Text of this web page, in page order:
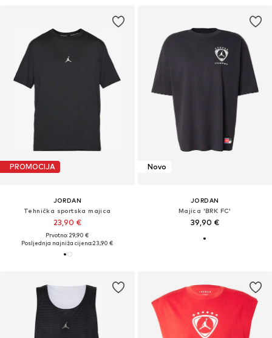
PROMOCIJA
JORDAN
Tehnička sportska majica
23,90 €
Prvotno: 29,90 €
Posljednja najniža cijena:23,90 €
Novo
JORDAN
Majica 'BRK FC'
39,90 €